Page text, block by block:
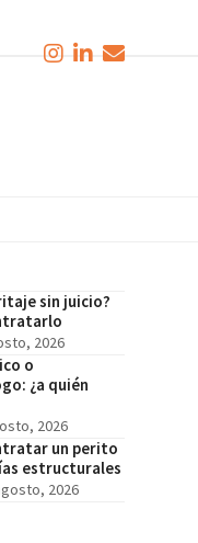
sin juicio?
2026
o
¿a quién
2026
un perito
estructurales
2026